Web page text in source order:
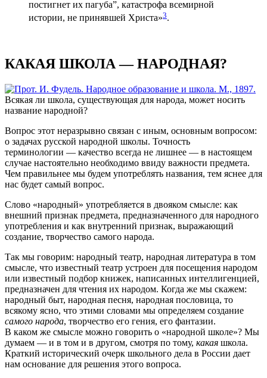
постигнет их пагуба”, катастрофа всемирной
истории, не принявшей Христа»3.
КАКАЯ ШКОЛА — НАРОДНАЯ?
Всякая ли школа, существующая для народа, может носить
название народной?
Вопрос этот неразрывно связан с иным, основным вопросом:
о задачах русской народной школы. Точность
терминологии — качество всегда не лишнее — в настоящем
случае настоятельно необходимо ввиду важности предмета.
Чем правильнее мы будем употреблять названия, тем яснее для
нас будет самый вопрос.
Слово «народный» употребляется в двояком смысле: как
внешний признак предмета, предназначенного для народного
употребления и как внутренний признак, выражающий
создание, творчество самого народа.
Так мы говорим: народный театр, народная литература в том
смысле, что известный театр устроен для посещения народом
или известный подбор книжек, написанных интеллигенцией,
предназначен для чтения их народом. Когда же мы скажем:
народный быт, народная песня, народная пословица, то
всякому ясно, что этими словами мы определяем создание
самого народа, творчество его гения, его фантазии.
В каком же смысле можно говорить о «народной школе»? Мы
думаем — и в том и в другом, смотря по тому, какая школа.
Краткий исторический очерк школьного дела в России дает
нам основание для решения этого вопроса.